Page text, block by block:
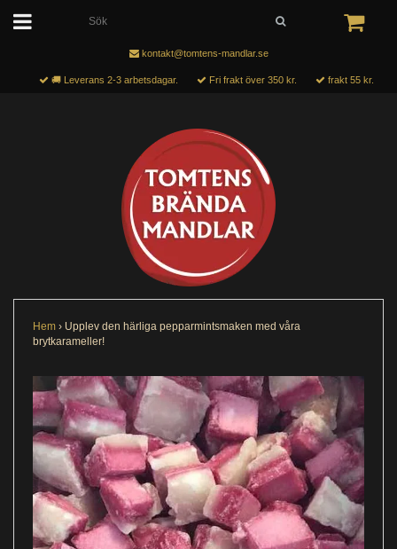
kontakt@tomtens-mandlar.se
🚚 Leverans 2-3 arbetsdagar. Fri frakt över 350 kr. frakt 55 kr.
Hem › Upplev den härliga pepparmintsmaken med våra
brytkarameller!